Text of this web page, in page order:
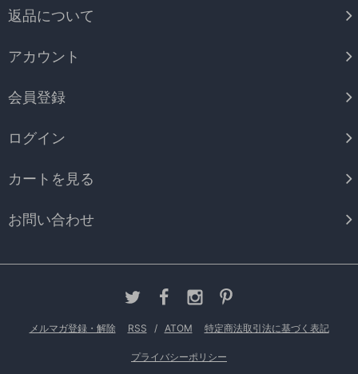
返品について
アカウント
会員登録
ログイン
カートを見る
お問い合わせ
メルマガ登録・解除 RSS / ATOM 特定商法取引法に基づく表記
プライバシーポリシー